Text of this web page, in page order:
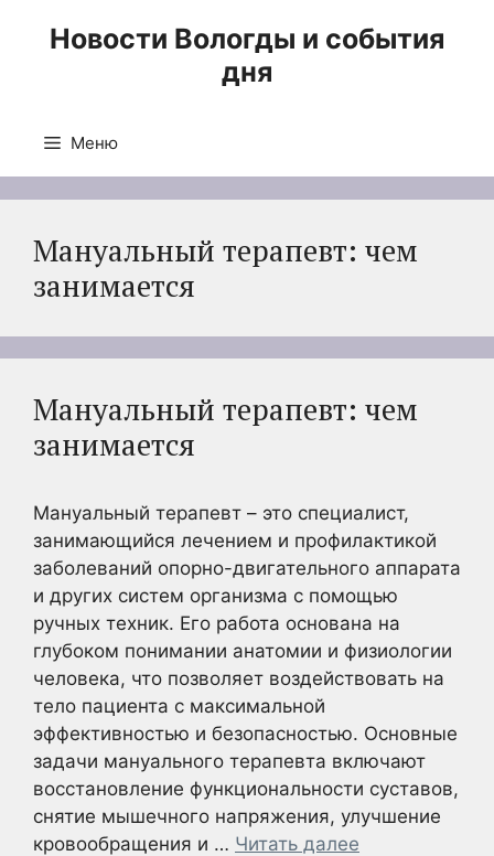
Новости Вологды и события
дня
Меню
Мануальный терапевт: чем
занимается
Мануальный терапевт: чем
занимается
Мануальный терапевт – это специалист,
занимающийся лечением и профилактикой
заболеваний опорно-двигательного аппарата
и других систем организма с помощью
ручных техник. Его работа основана на
глубоком понимании анатомии и физиологии
человека, что позволяет воздействовать на
тело пациента с максимальной
эффективностью и безопасностью. Основные
задачи мануального терапевта включают
восстановление функциональности суставов,
снятие мышечного напряжения, улучшение
кровообращения и … Читать далее